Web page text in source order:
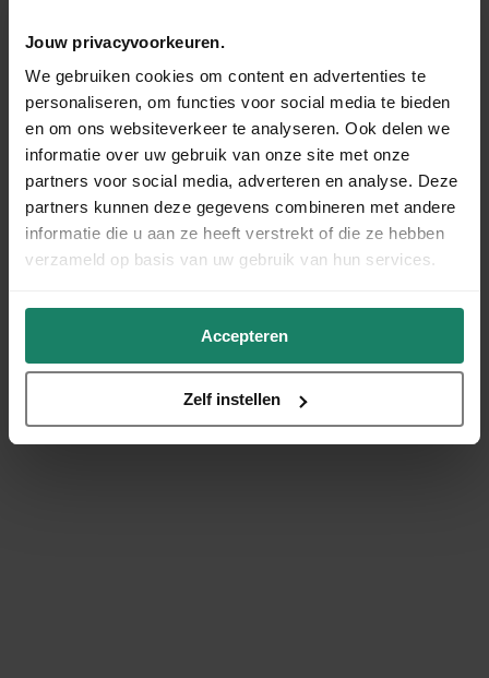
Jouw privacyvoorkeuren.
We gebruiken cookies om content en advertenties te
personaliseren, om functies voor social media te bieden
en om ons websiteverkeer te analyseren. Ook delen we
informatie over uw gebruik van onze site met onze
partners voor social media, adverteren en analyse. Deze
partners kunnen deze gegevens combineren met andere
informatie die u aan ze heeft verstrekt of die ze hebben
verzameld op basis van uw gebruik van hun services.
Accepteren
Zelf instellen